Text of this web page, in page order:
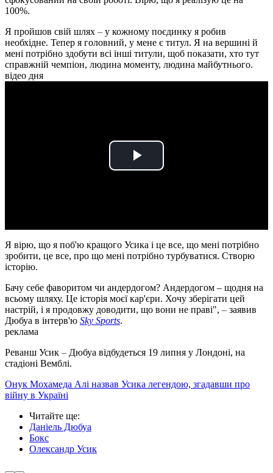
100%.
Я пройшов свій шлях – у кожному поєдинку я робив
необхідне. Тепер я головний, у мене є титул. Я на вершині й
мені потрібно здобути всі інші титули, щоб показати, хто тут
справжній чемпіон, людина моменту, людина майбутнього.
відео дня
Play
Я вірю, що я поб'ю кращого Усика і це все, що мені потрібно
зробити, це все, про що мені потрібно турбуватися. Створю
історію.
Бачу себе фаворитом чи андердогом? Андердогом – щодня на
всьому шляху. Це історія моєї кар'єри. Хочу зберігати цей
настрій, і я продовжу доводити, що вони не праві", – заявив
Дюбуа в інтерв'ю Sky Sports.
реклама
Реванш Усик – Дюбуа відбудеться 19 липня у Лондоні, на
стадіоні Вемблі.
Онук Мохамеда Алі назвав Усика легендою, згадавши про
війну в Україні
Читайте ще:
Даніель Дюбуа
Бокс
Олександр Усик